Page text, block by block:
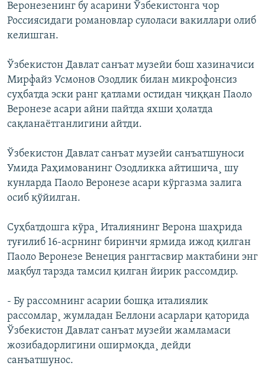
Веронезенинг бу асарини Ўзбекистонга чор
Россиясидаги романовлар сулоласи вакиллари олиб
келишган.
Ўзбекистон Давлат санъат музейи бош хазиначиси
Мирфайз Усмонов Озодлик билан микрофонсиз
суҳбатда эски ранг қатлами остидан чиққан Паоло
Веронезе асари айни пайтда яхши ҳолатда
сақланаëтганлигини айтди.
Ўзбекистон Давлат санъат музейи санъатшуноси
Умида Раҳимованинг Озодликка айтишича¸ шу
кунларда Паоло Веронезе асари кўргазма залига
осиб қўйилган.
Суҳбатдошга кўра¸ Италиянинг Верона шаҳрида
туғилиб 16-асрнинг биринчи ярмида ижод қилган
Паоло Веронезе Венеция рангтасвир мактабини энг
мақбул тарзда тамсил қилган йирик рассомдир.
- Бу рассомнинг асарии бошқа италиялик
рассомлар¸ жумладан Беллони асарлари қаторида
Ўзбекистон Давлат санъат музейи жамламаси
жозибадорлигини оширмоқда¸ дейди
санъатшунос.